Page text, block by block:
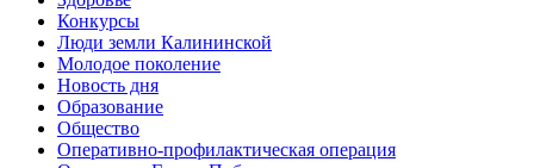
Конкурсы
Люди земли Калининской
Молодое поколение
Новость дня
Образование
Общество
Оперативно-профилактическая операция